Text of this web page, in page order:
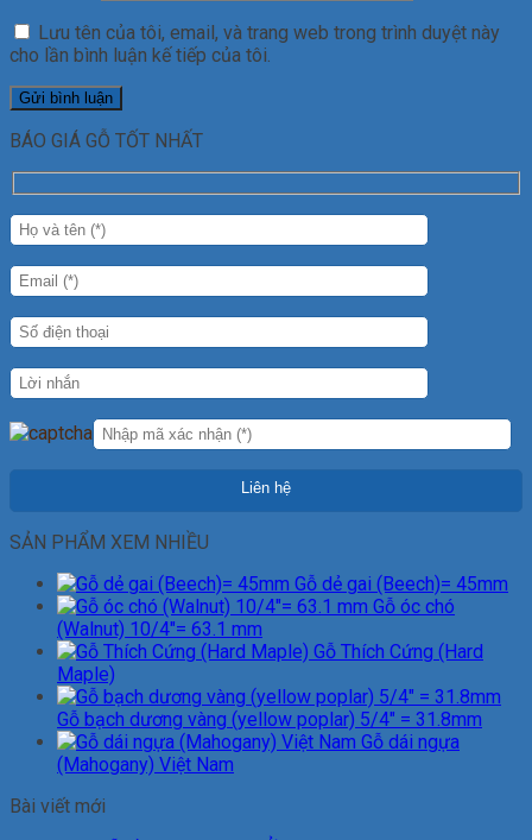
Lưu tên của tôi, email, và trang web trong trình duyệt này
cho lần bình luận kế tiếp của tôi.
BÁO GIÁ GỖ TỐT NHẤT
SẢN PHẨM XEM NHIỀU
Gỗ dẻ gai (Beech)= 45mm
Gỗ óc chó
(Walnut) 10/4"= 63.1 mm
Gỗ Thích Cứng (Hard
Maple)
Gỗ bạch dương vàng (yellow poplar) 5/4" = 31.8mm
Gỗ dái ngựa
(Mahogany) Việt Nam
Bài viết mới